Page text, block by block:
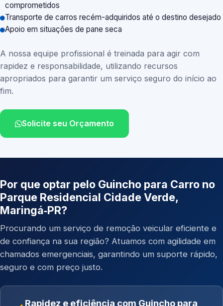
comprometidos
Transporte de carros recém-adquiridos até o destino desejado
Apoio em situações de pane seca
A nossa equipe profissional é treinada para agir com
rapidez e responsabilidade, utilizando recursos
apropriados para garantir um serviço seguro do início ao
fim.
Solicite seu Orçamento
Por que optar pelo Guincho para Carro no
Parque Residencial Cidade Verde,
Maringá‑PR?
Procurando um serviço de remoção veicular eficiente e
de confiança na sua região? Atuamos com agilidade em
chamados emergenciais, garantindo um suporte rápido,
seguro e com preço justo.
Rapidez e eficiência com Guincho para